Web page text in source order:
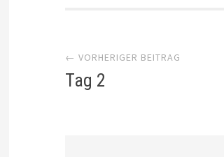
Navigation
← VORHERIGER BEITRAG
Tag 2